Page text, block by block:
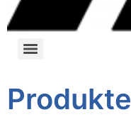
Produkte